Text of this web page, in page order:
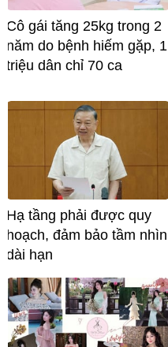
Cô gái tăng 25kg trong 2
năm do bệnh hiếm gặp, 1
triệu dân chỉ 70 ca
Hạ tầng phải được quy
hoạch, đảm bảo tầm nhìn
dài hạn